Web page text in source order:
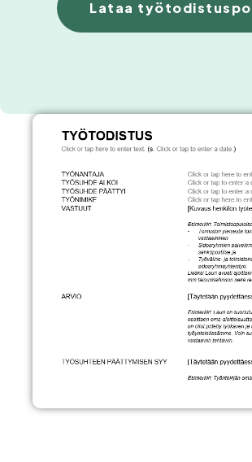
Lataa